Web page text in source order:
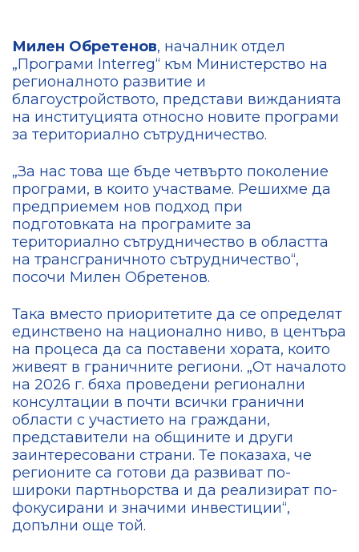
Милен Обретенов, началник отдел
„Програми Interreg“ към Министерство на
регионалното развитие и
благоустройството, представи вижданията
на институцията относно новите програми
за териториално сътрудничество.
„За нас това ще бъде четвърто поколение
програми, в които участваме. Решихме да
предприемем нов подход при
подготовката на програмите за
териториално сътрудничество в областта
на трансграничното сътрудничество“,
посочи Милен Обретенов.
Така вместо приоритетите да се определят
единствено на национално ниво, в центъра
на процеса да са поставени хората, които
живеят в граничните региони. „От началото
на 2026 г. бяха проведени регионални
консултации в почти всички гранични
области с участието на граждани,
представители на общините и други
заинтересовани страни. Те показаха, че
регионите са готови да развиват по-
широки партньорства и да реализират по-
фокусирани и значими инвестиции“,
допълни още той.